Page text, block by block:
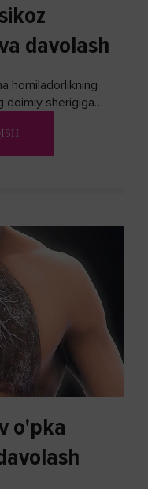
davolash
homiladorlikning
doimiy sherigiga
o'pka